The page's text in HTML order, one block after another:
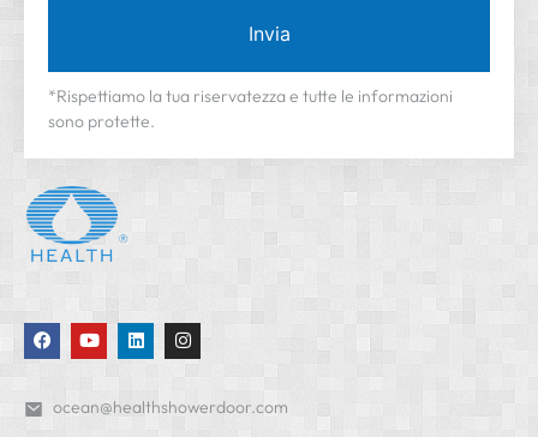
Invia
*Rispettiamo la tua riservatezza e tutte le informazioni
sono protette.
ocean@healthshowerdoor.com